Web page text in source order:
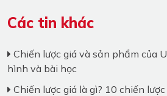
Các tin khác
Chiến lược giá và sản phẩm của
hình và bài học
Chiến lược giá là gì? 10 chiến